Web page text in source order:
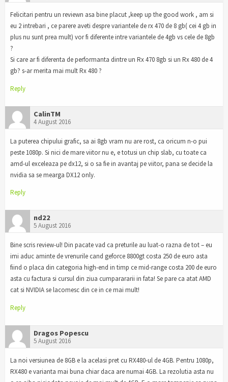
Felicitari pentru un reviewn asa bine placut ,keep up the good work , am si
eu 2 intrebari , ce parere aveti despre variantele de rx 470 de 8 gb( cei 4 gb in
plus nu sunt prea mult) vor fi diferente intre variantele de 4gb vs cele de 8gb
?
Si care ar fi diferenta de performanta dintre un Rx 470 8gb si un Rx 480 de 4
gb? s-ar merita mai mult Rx 480 ?
Reply
CalinTM
4 August 2016
La puterea chipului grafic, sa ai 8gb vram nu are rost, ca oricum n-o pui
peste 1080p. Si nici de mare viitor nu e, e totusi un chip slab, cu toate ca
amd-ul exceleaza pe dx12, si o sa fie in avantaj pe viitor, pana se decide la
nvidia sa se mearga DX12 only.
Reply
nd22
5 August 2016
Bine scris review-ul! Din pacate vad ca preturile au luat-o razna de tot – eu
imi aduc aminte de vrenurile cand geforce 8800gt costa 250 de euro asta
fiind o placa din categoria high-end in timp ce mid-range costa 200 de euro
asta cu factura si cursul din ziua cumparararii in fata! Se pare ca atat AMD
cat si NVIDIA se lacomesc din ce in ce mai mult!
Reply
Dragos Popescu
5 August 2016
La noi versiunea de 8GB e la acelasi pret cu RX480-ul de 4GB. Pentru 1080p,
RX480 e varianta mai buna chiar daca are numai 4GB. La rezolutia asta nu